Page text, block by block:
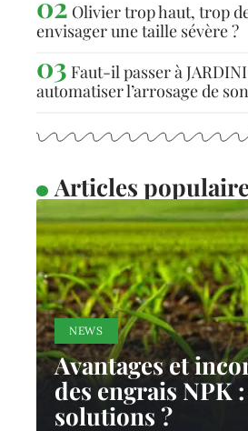
Olivier trop haut, trop
envisager une taille sévère ?
Faut-il passer à
automatiser l’arrosage de
Articles
NEWS
Avantages et
des engrais NPK
solutions ?